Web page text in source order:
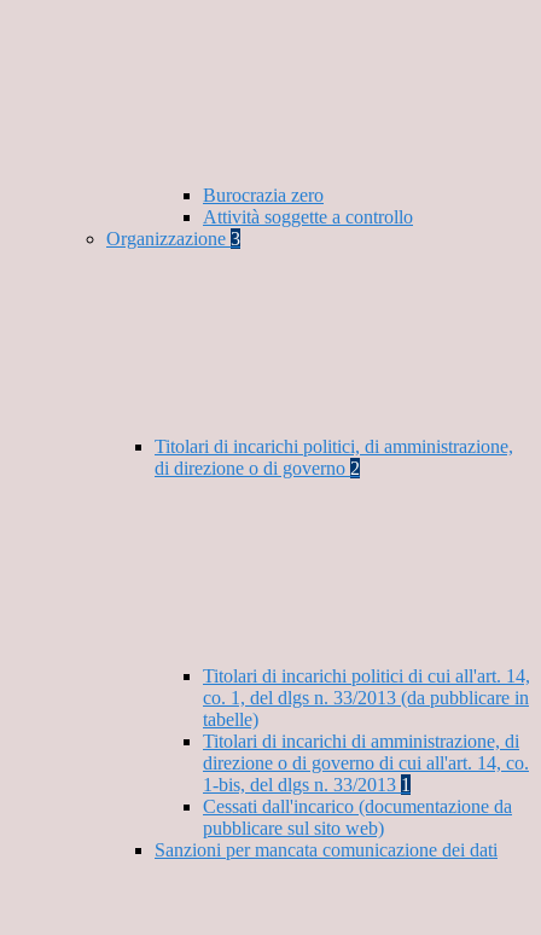
Burocrazia zero
Attività soggette a controllo
Organizzazione 3
Titolari di incarichi politici, di amministrazione,
di direzione o di governo 2
Titolari di incarichi politici di cui all'art. 14,
co. 1, del dlgs n. 33/2013 (da pubblicare in
tabelle)
Titolari di incarichi di amministrazione, di
direzione o di governo di cui all'art. 14, co.
1-bis, del dlgs n. 33/2013 1
Cessati dall'incarico (documentazione da
pubblicare sul sito web)
Sanzioni per mancata comunicazione dei dati